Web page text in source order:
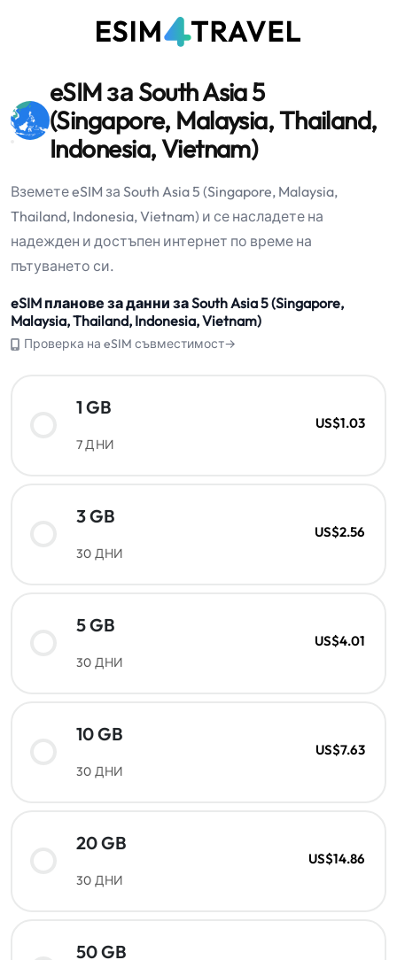
eSIM за South Asia 5
(Singapore, Malaysia, Thailand,
Indonesia, Vietnam)
Вземете eSIM за South Asia 5 (Singapore, Malaysia,
Thailand, Indonesia, Vietnam) и се насладете на
надежден и достъпен интернет по време на
пътуването си.
eSIM планове за данни за South Asia 5 (Singapore,
Malaysia, Thailand, Indonesia, Vietnam)
Проверка на eSIM съвместимост→
1 GB
7 ДНИ
US$1.03
3 GB
30 ДНИ
US$2.56
5 GB
30 ДНИ
US$4.01
10 GB
30 ДНИ
US$7.63
20 GB
30 ДНИ
US$14.86
50 GB